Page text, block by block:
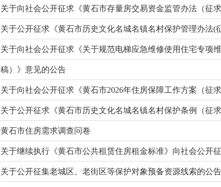
关于向社会公开征求《黄石市存量房交易资金监管办法（征
关于公开征求《黄石市历史文化名城名镇名村保护管理办法(
关于向社会公开征求《关于规范电梯应急维修使用住宅专项
稿）》意见的公告
关于向社会公开征求《黄石市2026年住房保障工作方案（征
关于公开征求《黄石市历史文化名城名镇名村保护条例（征
黄石市住房需求调查问卷
关于继续执行《黄石市公共租赁住房租金标准》向社会公开
关于公开征集老城区、老街区等保护对象预备资源线索的公告